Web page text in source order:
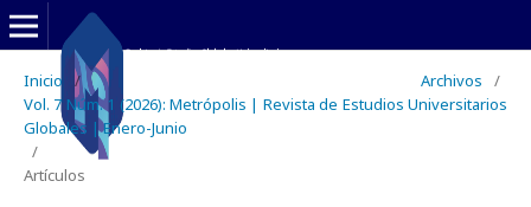
Inicio / Archivos
/
Vol. 7 Núm. 1 (2026): Metrópolis | Revista de Estudios Universitarios
Globales | Enero-Junio
/
Artículos